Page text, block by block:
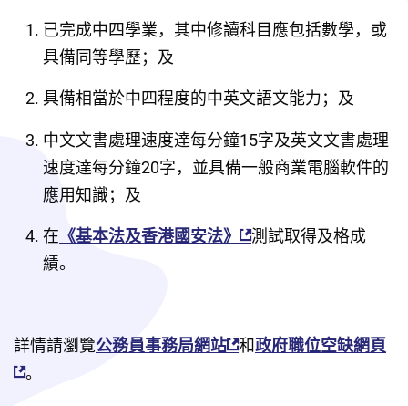
已完成中四學業，其中修讀科目應包括數學，或
具備同等學歷；及
具備相當於中四程度的中英文語文能力；及
中文文書處理速度達每分鐘15字及英文文書處理
速度達每分鐘20字，並具備一般商業電腦軟件的
應用知識；及
在 《基本法及香港國安法》 測試取得及格成
績。
詳情請瀏覽公務員事務局網站 和政府職位空缺網頁
。